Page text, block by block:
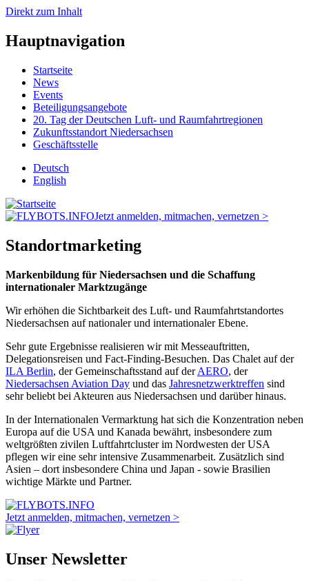
Direkt zum Inhalt
Hauptnavigation
Startseite
News
Events
Beteiligungsangebote
20. Tag der Deutschen Luft- und Raumfahrtregionen
Zukunftsstandort Niedersachsen
Geschäftsstelle
Deutsch
English
Jetzt anmelden, mitmachen, vernetzen >
Standortmarketing
Markenbildung für Niedersachsen und die Schaffung
internationaler Marktzugänge
Wir erhöhen die Sichtbarkeit des Luft- und Raumfahrtstandortes
Niedersachsen auf nationaler und internationaler Ebene.
Sehr gute Ergebnisse realisieren wir mit Messeauftritten,
Delegationsreisen und Fact-Finding-Besuchen. Das Chalet auf der
ILA Berlin, der Gemeinschaftsstand auf derAERO, der
Niedersachsen Aviation Day und das Jahresnetzwerktreffen sind
sehr beliebt bei Akteuren aus Niedersachsen und darüber hinaus.
In der Internationalen Vermarktung hat sich die Konzentration neben
Europa auf die USA und Kanada bewährt, insbesondere zum
weltgrößten zivilen Luftfahrtcluster im Nordwesten der USA
pflegen wir eine sehr intensive Zusammenarbeit. Zusätzlich sind
Asien – dort insbesondere China und Japan - sowie Brasilien
wichtige Märkte und Partner.
Jetzt anmelden, mitmachen, vernetzen >
Unser Newsletter